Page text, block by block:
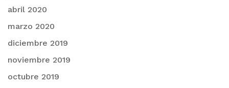
abril 2020
marzo 2020
diciembre 2019
noviembre 2019
octubre 2019